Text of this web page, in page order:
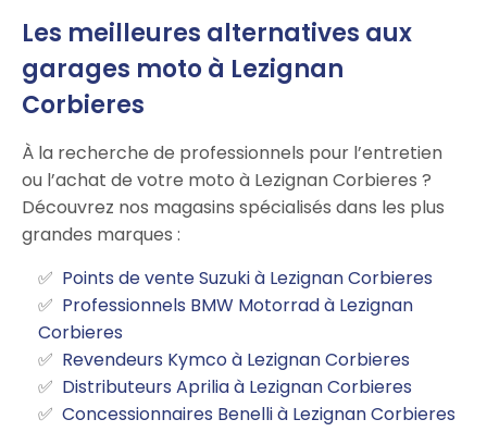
Les meilleures alternatives aux
garages moto à Lezignan
Corbieres
À la recherche de professionnels pour l’entretien
ou l’achat de votre moto à Lezignan Corbieres ?
Découvrez nos magasins spécialisés dans les plus
grandes marques :
Points de vente Suzuki à Lezignan Corbieres
Professionnels BMW Motorrad à Lezignan
Corbieres
Revendeurs Kymco à Lezignan Corbieres
Distributeurs Aprilia à Lezignan Corbieres
Concessionnaires Benelli à Lezignan Corbieres